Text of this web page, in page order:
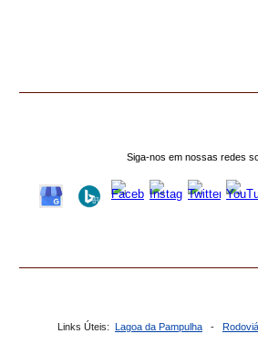
Siga-nos em nossas redes
Links Úteis: Lagoa da Pampulha -